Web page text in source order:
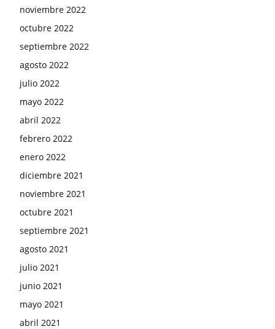
noviembre 2022
octubre 2022
septiembre 2022
agosto 2022
julio 2022
mayo 2022
abril 2022
febrero 2022
enero 2022
diciembre 2021
noviembre 2021
octubre 2021
septiembre 2021
agosto 2021
julio 2021
junio 2021
mayo 2021
abril 2021